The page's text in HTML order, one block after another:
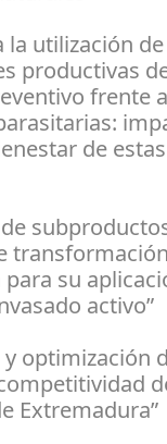
la utilización de
productivas
frente a
de estas
su
activo”
optimización
Extremadura”